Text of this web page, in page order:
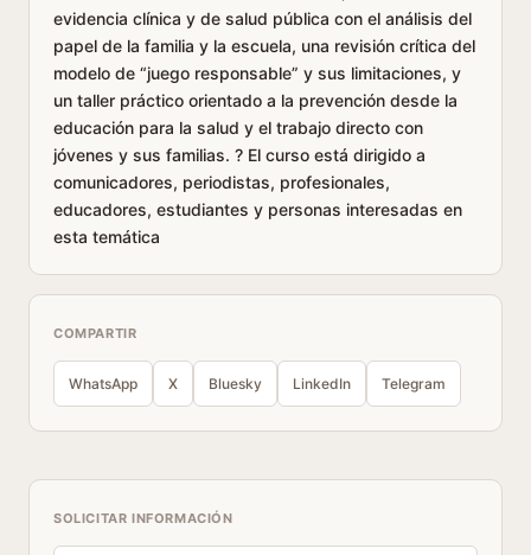
evidencia clínica y de salud pública con el análisis del
papel de la familia y la escuela, una revisión crítica del
modelo de “juego responsable” y sus limitaciones, y
un taller práctico orientado a la prevención desde la
educación para la salud y el trabajo directo con
jóvenes y sus familias. ? El curso está dirigido a
comunicadores, periodistas, profesionales,
educadores, estudiantes y personas interesadas en
esta temática
COMPARTIR
WhatsApp X Bluesky LinkedIn Telegram
SOLICITAR INFORMACIÓN